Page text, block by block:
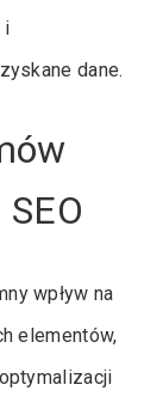
i
dane.
wpływ na
elementów,